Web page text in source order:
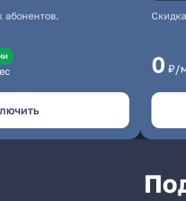
абонентов.
0 ₽/